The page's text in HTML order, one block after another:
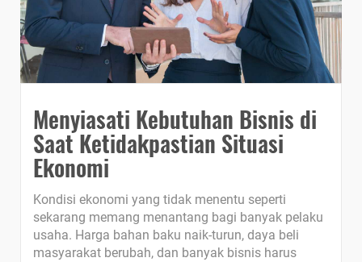
Menyiasati Kebutuhan Bisnis di
Saat Ketidakpastian Situasi
Ekonomi
Kondisi ekonomi yang tidak menentu seperti
sekarang memang menantang bagi banyak pelaku
usaha. Harga bahan baku naik-turun, daya beli
masyarakat berubah, dan banyak bisnis harus